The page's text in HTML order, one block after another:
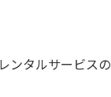
タルサービス